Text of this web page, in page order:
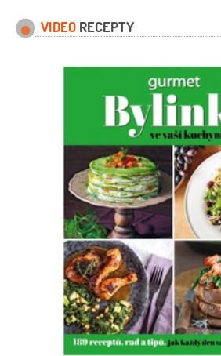
VIDEO RECEPTY